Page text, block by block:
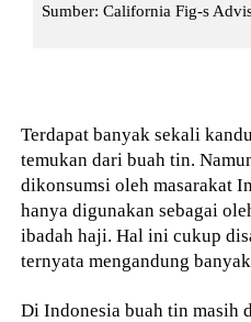
Sumber: California Fig-s
Terdapat banyak sekali
temukan dari buah tin.
dikonsumsi oleh masarakat
hanya digunakan sebagai
ibadah haji. Hal ini cukup
ternyata mengandung
Di Indonesia buah tin masih